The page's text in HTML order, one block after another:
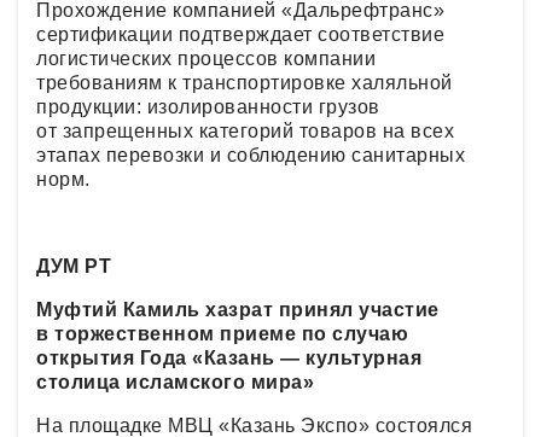
Прохождение компанией «Дальрефтранс»
сертификации подтверждает соответствие
логистических процессов компании
требованиям к транспортировке халяльной
продукции: изолированности грузов
от запрещенных категорий товаров на всех
этапах перевозки и соблюдению санитарных
норм.
ДУМ РТ
Муфтий Камиль хазрат принял участие
в торжественном приеме по случаю
открытия Года «Казань — культурная
столица исламского мира»
На площадке МВЦ «Казань Экспо» состоялся